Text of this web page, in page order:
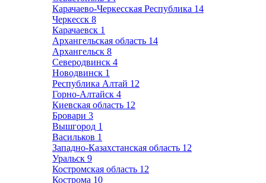
Карачаево-Черкесская Республика 14
Черкесск 8
Карачаевск 1
Архангельская область 14
Архангельск 8
Северодвинск 4
Новодвинск 1
Республика Алтай 12
Горно-Алтайск 4
Киевская область 12
Бровари 3
Вышгород 1
Васильков 1
Западно-Казахстанская область 12
Уральск 9
Костромская область 12
Кострома 10